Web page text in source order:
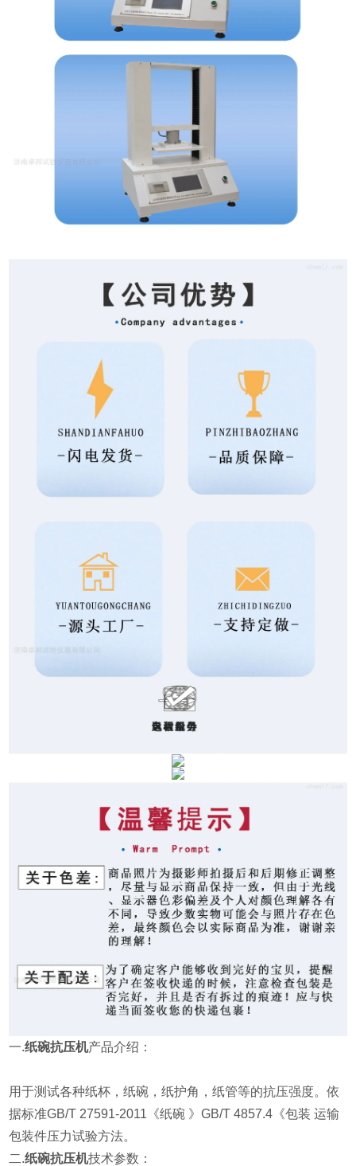
一.纸碗抗压机产品介绍：
用于测试各种纸杯，纸碗，纸护角，纸管等的抗压强度。依
据标准GB/T 27591-2011《纸碗 》GB/T 4857.4《包装 运输
包装件压力试验方法。
二.纸碗抗压机技术参数：